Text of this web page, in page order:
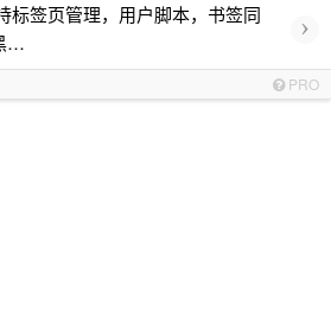
标签页管理，用户脚本，书签同
…
›
PRO